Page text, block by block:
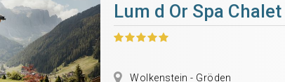
Lum d Or Spa Chalet
Wolkenstein - Gröden